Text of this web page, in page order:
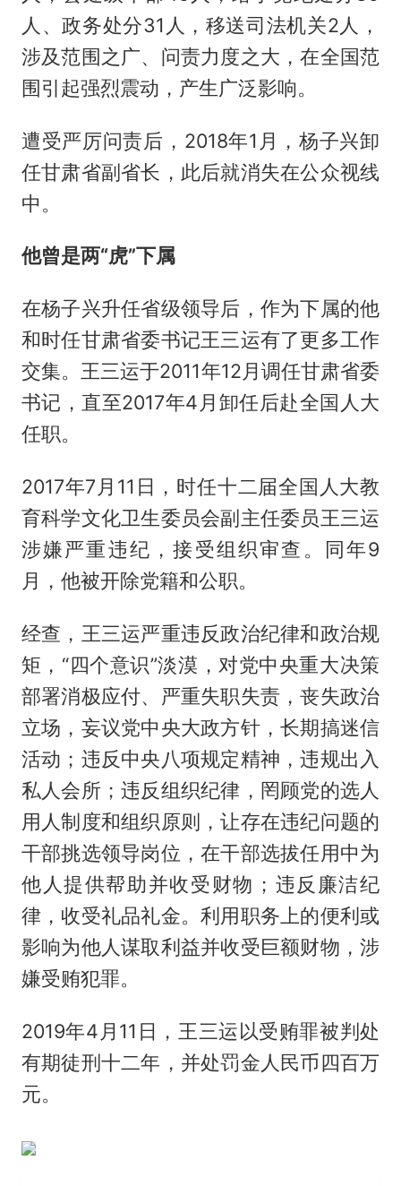
人、政务处分31人，移送司法机关2人，
涉及范围之广、问责力度之大，在全国范
围引起强烈震动，产生广泛影响。
遭受严厉问责后，2018年1月，杨子兴卸
任甘肃省副省长，此后就消失在公众视线
中。
他曾是两“虎”下属
在杨子兴升任省级领导后，作为下属的他
和时任甘肃省委书记王三运有了更多工作
交集。王三运于2011年12月调任甘肃省委
书记，直至2017年4月卸任后赴全国人大
任职。
2017年7月11日，时任十二届全国人大教
育科学文化卫生委员会副主任委员王三运
涉嫌严重违纪，接受组织审查。同年9
月，他被开除党籍和公职。
经查，王三运严重违反政治纪律和政治规
矩，“四个意识”淡漠，对党中央重大决策
部署消极应付、严重失职失责，丧失政治
立场，妄议党中央大政方针，长期搞迷信
活动；违反中央八项规定精神，违规出入
私人会所；违反组织纪律，罔顾党的选人
用人制度和组织原则，让存在违纪问题的
干部挑选领导岗位，在干部选拔任用中为
他人提供帮助并收受财物；违反廉洁纪
律，收受礼品礼金。利用职务上的便利或
影响为他人谋取利益并收受巨额财物，涉
嫌受贿犯罪。
2019年4月11日，王三运以受贿罪被判处
有期徒刑十二年，并处罚金人民币四百万
元。